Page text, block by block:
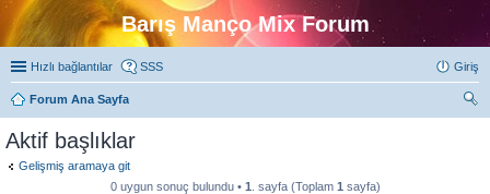
Barış Manço Mix Forum
Hızlı bağlantılar SSS Giriş
Forum Ana Sayfa
Aktif başlıklar
Gelişmiş aramaya git
0 uygun sonuç bulundu • 1 . sayfa (Toplam 1 sayfa)